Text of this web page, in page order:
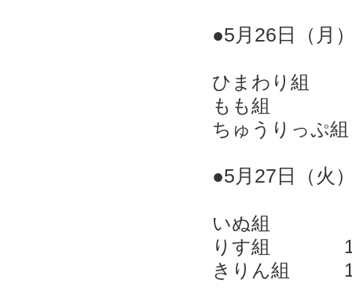
●5月26 日（月
ひまわり組
もも組
ちゅうりっ
●5月27 日（火
いぬ組
りす組
きりん組